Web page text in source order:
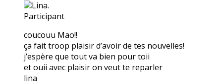
Lina.
Participant
coucouu Mao!!
ça fait troop plaisir d’avoir de tes nouvelles!
j’espère que tout va bien pour toii
et ouii avec plaisir on veut te reparler
lina